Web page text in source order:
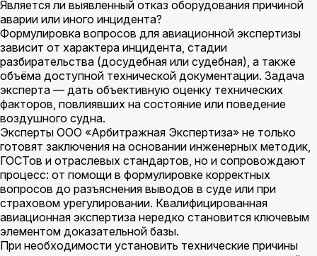
Является ли выявленный отказ оборудования причиной
аварии или иного инцидента?
Формулировка вопросов для авиационной экспертизы
зависит от характера инцидента, стадии
разбирательства (досудебная или судебная), а также
объёма доступной технической документации. Задача
эксперта — дать объективную оценку технических
факторов, повлиявших на состояние или поведение
воздушного судна.
Эксперты ООО «Арбитражная Экспертиза» не только
готовят заключения на основании инженерных методик,
ГОСТов и отраслевых стандартов, но и сопровождают
процесс: от помощи в формулировке корректных
вопросов до разъяснения выводов в суде или при
страховом урегулировании. Квалифицированная
авиационная экспертиза нередко становится ключевым
элементом доказательной базы.
При необходимости установить технические причины